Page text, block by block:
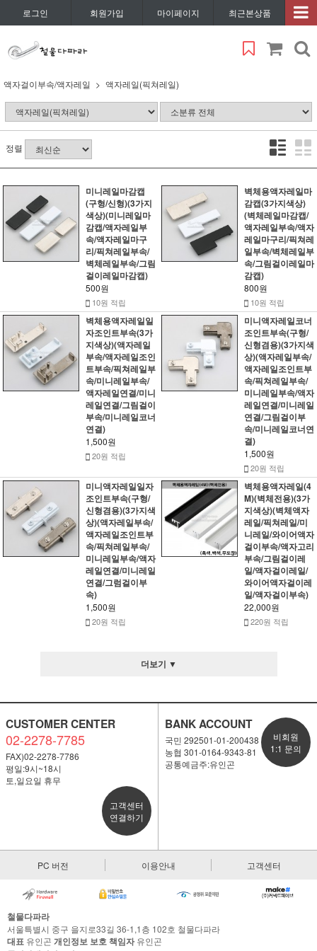
로그인 회원가입 마이페이지 최근본상품
액자걸이부속/액자레일 액자레일(픽쳐레일)
정렬
미니레일마감캡
(구형/신형)(3가지
색상)(미니레일마
감캡/액자레일부
속/액자레일마구
리/픽쳐레일부속/
벽체레일부속/그림
걸이레일마감캡)
500원
10원 적립
벽체용액자레일마
감캡(3가지색상)
(벽체레일마감캡/
액자레일부속/액자
레일마구리/픽쳐레
일부속/벽체레일부
속/그림걸이레일마
감캡)
800원
10원 적립
벽체용액자레일일
자조인트부속(3가
지색상)(액자레일
부속/액자레일조인
트부속/픽쳐레일부
속/미니레일부속/
액자레일연결/미니
레일연결/그림걸이
부속/미니레일코너
연결)
1,500원
20원 적립
미니액자레일코너
조인트부속(구형/
신형겸용)(3가지색
상)(액자레일부속/
액자레일조인트부
속/픽쳐레일부속/
미니레일부속/액자
레일연결/미니레일
연결/그림걸이부
속/미니레일코너연
결)
1,500원
20원 적립
미니액자레일일자
조인트부속(구형/
신형겸용)(3가지색
상)(액자레일부속/
액자레일조인트부
속/픽쳐레일부속/
미니레일부속/액자
레일연결/미니레일
연결/그럼걸이부
속)
1,500원
20원 적립
벽체용액자레일(4
M)(벽체전용)(3가
지색상)(벽체액자
레일/픽쳐레일/미
니레일/와이어액자
걸이부속/액자고리
부속/그림걸이레
일/액자걸이레일/
와이어액자걸이레
일/액자걸이부속)
22,000원
220원 적립
더보기 ▼
CUSTOMER CENTER
02-2278-7785
FAX)02-2278-7786
평일:9시~18시
토,일요일 휴무
고객센터
연결하기
BANK ACCOUNT
국민 292501-01-200438
농협 301-0164-9343-81
공통예금주:유인곤
비회원
1:1 문의
PC 버전 이용안내 고객센터
철물다파라
서울특별시 중구 을지로33길 36-1,1층 102호 철물다파라
대표 유인곤 개인정보 보호 책임자유인곤